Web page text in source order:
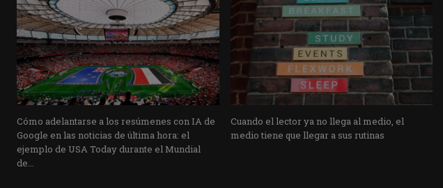
Cómo adelantarse a los resúmenes con IA de
Google en las noticias de última hora: el
ejemplo de USA Today durante el Mundial
de...
Cuando el lector ya no llega al medio, el
medio tiene que llegar a sus rutinas